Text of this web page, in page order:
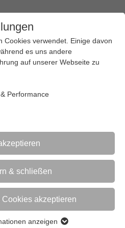
FÜR EINE
Cookies verwendet. Einige davon
es uns andere
auf unserer Webseite zu
Performance
& schließen
akzeptieren
anzeigen